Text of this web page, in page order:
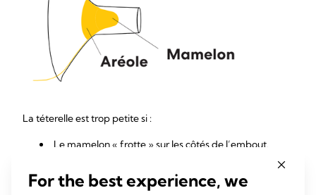
La téterelle est trop petite si :
Le mamelon « frotte » sur les côtés de l’embout.
For the best experience, we